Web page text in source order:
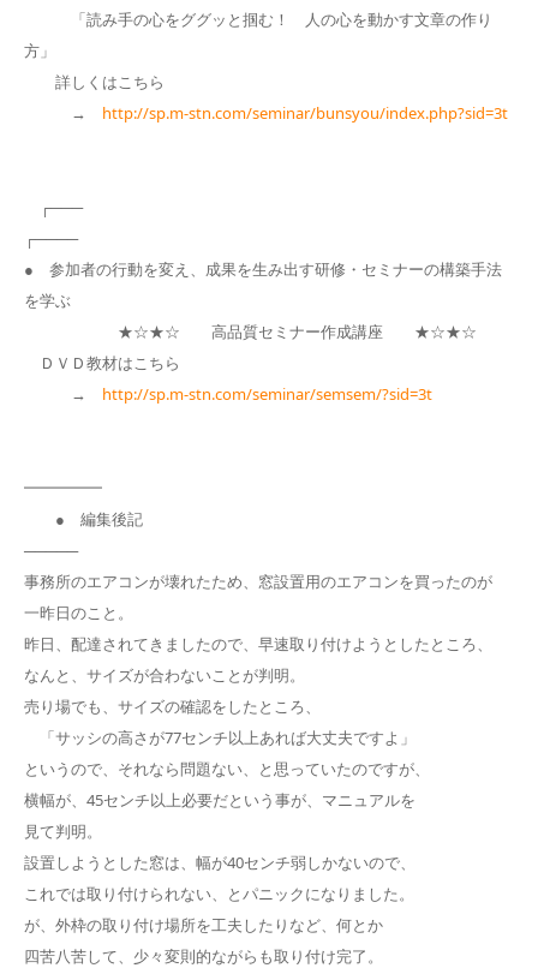
「読み手の心をググッと掴む！ 人の心を動かす文章の作り
方」
詳しくはこちら
→ http://sp.m-stn.com/seminar/bunsyou/index.php?sid=3t
┌───
┌────
● 参加者の行動を変え、成果を生み出す研修・セミナーの構築手法
を学ぶ
★☆★☆ 高品質セミナー作成講座 ★☆★☆
ＤＶＤ教材はこちら
→ http://sp.m-stn.com/seminar/semsem/?sid=3t
━━━━━
● 編集後記
─────
事務所のエアコンが壊れたため、窓設置用のエアコンを買ったのが
一昨日のこと。
昨日、配達されてきましたので、早速取り付けようとしたところ、
なんと、サイズが合わないことが判明。
売り場でも、サイズの確認をしたところ、
「サッシの高さが77センチ以上あれば大丈夫ですよ」
というので、それなら問題ない、と思っていたのですが、
横幅が、45センチ以上必要だという事が、マニュアルを
見て判明。
設置しようとした窓は、幅が40センチ弱しかないので、
これでは取り付けられない、とパニックになりました。
が、外枠の取り付け場所を工夫したりなど、何とか
四苦八苦して、少々変則的ながらも取り付け完了。